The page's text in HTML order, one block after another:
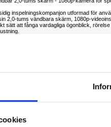
inspelningskompanjon utformad för
2,0-tums vändbara skärm, 1080p-
sätt att fånga vardagliga ögonblick,
självinspelning och snabb uppspelning
scener över tid